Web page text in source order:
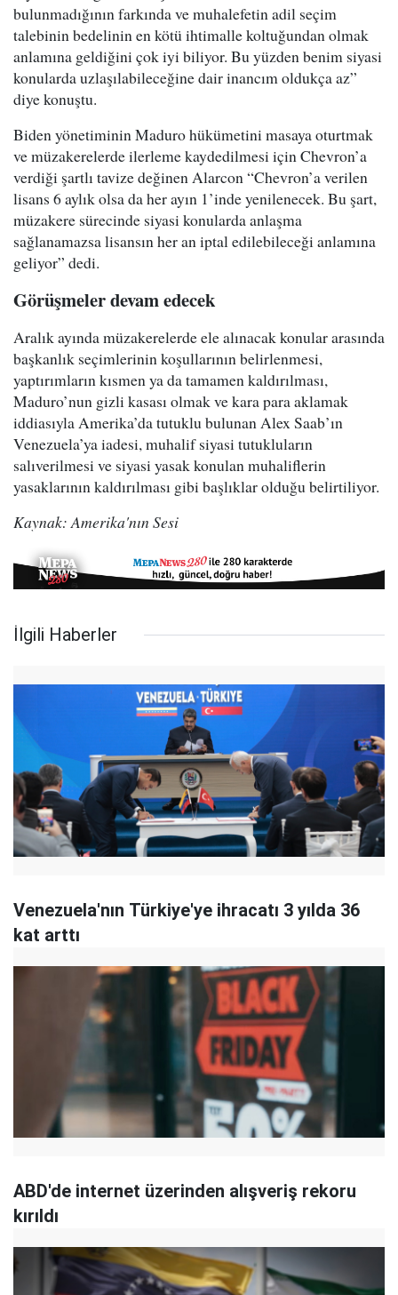
bulunmadığının farkında ve muhalefetin adil seçim
talebinin bedelinin en kötü ihtimalle koltuğundan olmak
anlamına geldiğini çok iyi biliyor. Bu yüzden benim siyasi
konularda uzlaşılabileceğine dair inancım oldukça az”
diye konuştu.
Biden yönetiminin Maduro hükümetini masaya oturtmak
ve müzakerelerde ilerleme kaydedilmesi için Chevron’a
verdiği şartlı tavize değinen Alarcon “Chevron’a verilen
lisans 6 aylık olsa da her ayın 1’inde yenilenecek. Bu şart,
müzakere sürecinde siyasi konularda anlaşma
sağlanamazsa lisansın her an iptal edilebileceği anlamına
geliyor” dedi.
Görüşmeler devam edecek
Aralık ayında müzakerelerde ele alınacak konular arasında
başkanlık seçimlerinin koşullarının belirlenmesi,
yaptırımların kısmen ya da tamamen kaldırılması,
Maduro’nun gizli kasası olmak ve kara para aklamak
iddiasıyla Amerika’da tutuklu bulunan Alex Saab’ın
Venezuela’ya iadesi, muhalif siyasi tutukluların
salıverilmesi ve siyasi yasak konulan muhaliflerin
yasaklarının kaldırılması gibi başlıklar olduğu belirtiliyor.
Kaynak: Amerika'nın Sesi
İlgili Haberler
Venezuela'nın Türkiye'ye ihracatı 3 yılda 36
kat arttı
ABD'de internet üzerinden alışveriş rekoru
kırıldı